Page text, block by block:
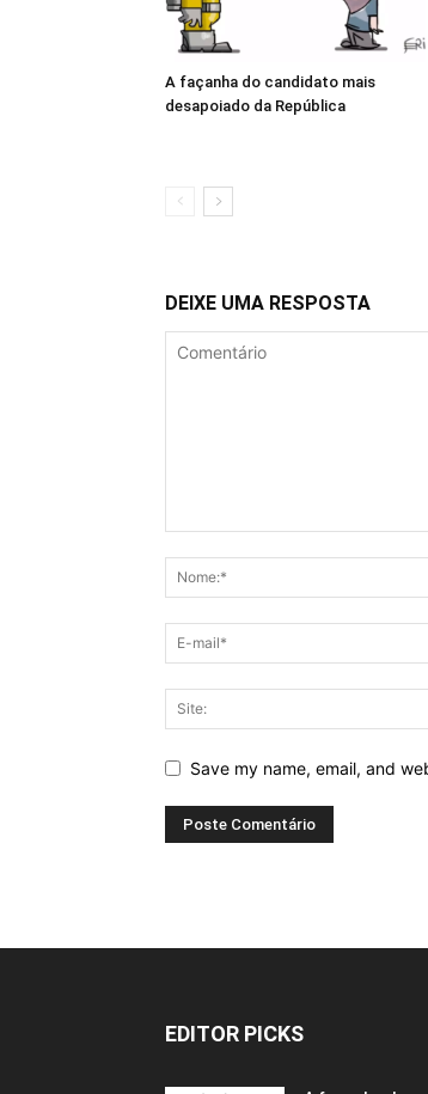
A façanha do candidato mais
desapoiado da República
DEIXE UMA RESPOSTA
Save my name, email, and
EDITOR PICKS